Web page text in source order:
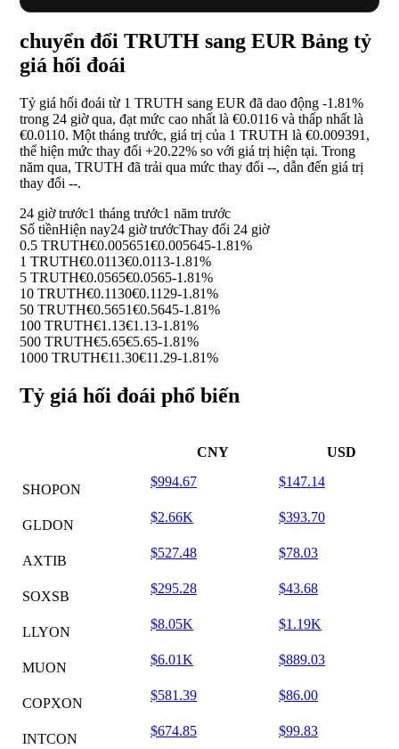
chuyển đổi TRUTH sang EUR Bảng tỷ
giá hối đoái
Tỷ giá hối đoái từ 1 TRUTH sang EUR đã dao động -1.81%
trong 24 giờ qua, đạt mức cao nhất là €0.0116 và thấp nhất là
€0.0110. Một tháng trước, giá trị của 1 TRUTH là €0.009391,
thể hiện mức thay đổi +20.22% so với giá trị hiện tại. Trong
năm qua, TRUTH đã trải qua mức thay đổi --, dẫn đến giá trị
thay đổi --.
24 giờ trước1 tháng trước1 năm trước
Số tiềnHiện nay24 giờ trướcThay đổi 24 giờ
0.5 TRUTH€0.005651€0.005645-1.81%
1 TRUTH€0.0113€0.0113-1.81%
5 TRUTH€0.0565€0.0565-1.81%
10 TRUTH€0.1130€0.1129-1.81%
50 TRUTH€0.5651€0.5645-1.81%
100 TRUTH€1.13€1.13-1.81%
500 TRUTH€5.65€5.65-1.81%
1000 TRUTH€11.30€11.29-1.81%
Tỷ giá hối đoái phổ biến
CNY USD
SHOPON
$994.67 $147.14
GLDON
$2.66K $393.70
AXTIB
$527.48 $78.03
SOXSB
$295.28 $43.68
LLYON
$8.05K $1.19K
MUON
$6.01K $889.03
COPXON
$581.39 $86.00
INTCON
$674.85 $99.83